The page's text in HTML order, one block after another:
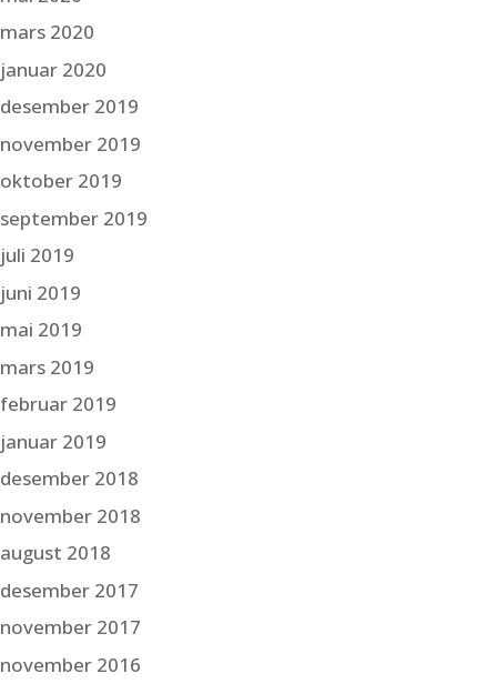
mars 2020
januar 2020
desember 2019
november 2019
oktober 2019
september 2019
juli 2019
juni 2019
mai 2019
mars 2019
februar 2019
januar 2019
desember 2018
november 2018
august 2018
desember 2017
november 2017
november 2016